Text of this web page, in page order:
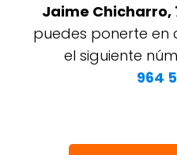
Jaime Chicharro,
puedes ponerte en
el siguiente
964